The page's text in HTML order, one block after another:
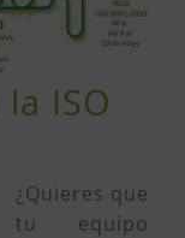
ISO
¿Quieres que
tu equipo